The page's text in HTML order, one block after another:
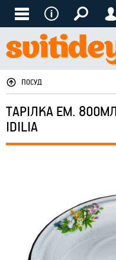
ПОСУД
ТАРІЛКА ЕМ.
IDILIA